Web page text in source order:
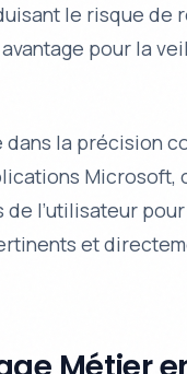
le risque de
pour la
dans la précision
Microsoft,
de l’utilisateur
et